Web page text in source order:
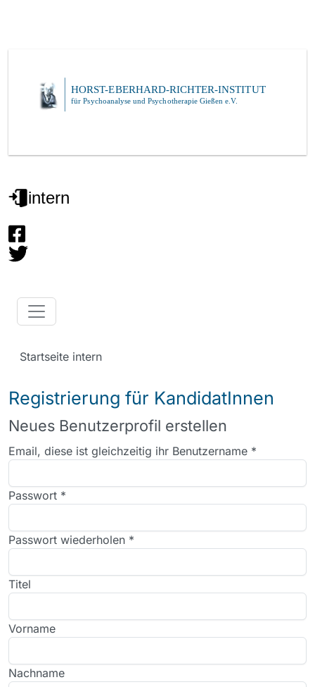
Startseite intern
Registrierung für KandidatInnen
Neues Benutzerprofil erstellen
Email, diese ist gleichzeitig ihr Benutzername *
Passwort *
Passwort wiederholen *
Titel
Vorname
Nachname